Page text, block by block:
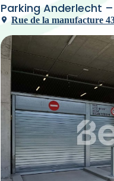
Parking Anderlecht
Rue de la manufacture